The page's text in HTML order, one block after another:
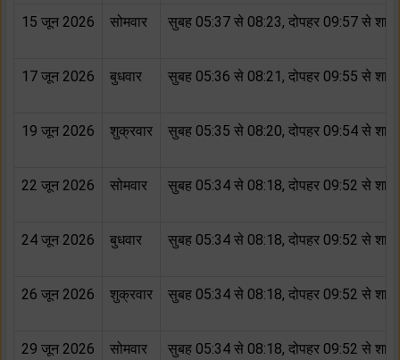
15 जून 2026 सोमवार सुबह 05:37 से 08:23, दोपहर 09:57 से शाम
17 जून 2026 बुधवार सुबह 05:36 से 08:21, दोपहर 09:55 से शाम
19 जून 2026 शुक्रवार सुबह 05:35 से 08:20, दोपहर 09:54 से शाम
22 जून 2026 सोमवार सुबह 05:34 से 08:18, दोपहर 09:52 से शाम
24 जून 2026 बुधवार सुबह 05:34 से 08:18, दोपहर 09:52 से शाम
26 जून 2026 शुक्रवार सुबह 05:34 से 08:18, दोपहर 09:52 से शाम
29 जून 2026 सोमवार सुबह 05:34 से 08:18, दोपहर 09:52 से शाम